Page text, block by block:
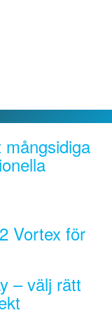
Vortex för
– välj rätt